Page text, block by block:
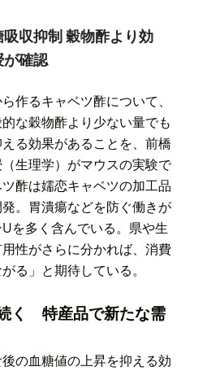
収抑制 穀物酢より効
確認
作るキャベツ酢について、
な穀物酢より少ない量でも
る効果があることを、前橋
生理学）がマウスの実験で
酢は嬬恋キャベツの加工品
。胃潰瘍などを防ぐ働きが
を多く含んでいる。県や生
性がさらに分かれば、消費
る」と期待している。
く 特産品で新たな需
の血糖値の上昇を抑える効